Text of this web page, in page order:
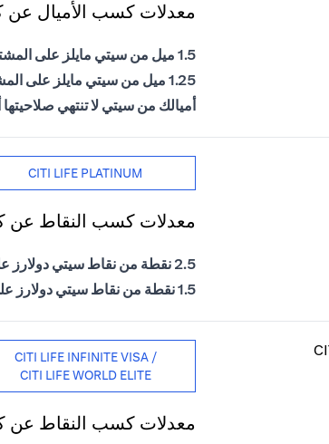
معدلات كسب الأميال عن
1.5 ميل من سيتي مايلز على المشتريات الدولية
1.25 ميل من سيتي مايلز على المشتريات المحلية
أميالك من سيتي لا تنتهي صلاحيتها
CITI LIFE PLATINUM
معدلات كسب النقاط عن كل 1 درهم إماراتي يتم
2.5 نقطة من نقاط سيتي دولارز على المشتريات الدولية
1.5 نقطة من نقاط سيتي دولارز على المشتريات المحلية
CITI LIFE INFINITE VISA /
CITI LIFE WORLD ELITE
معدلات كسب النقاط عن كل 1 درهم إماراتي يتم